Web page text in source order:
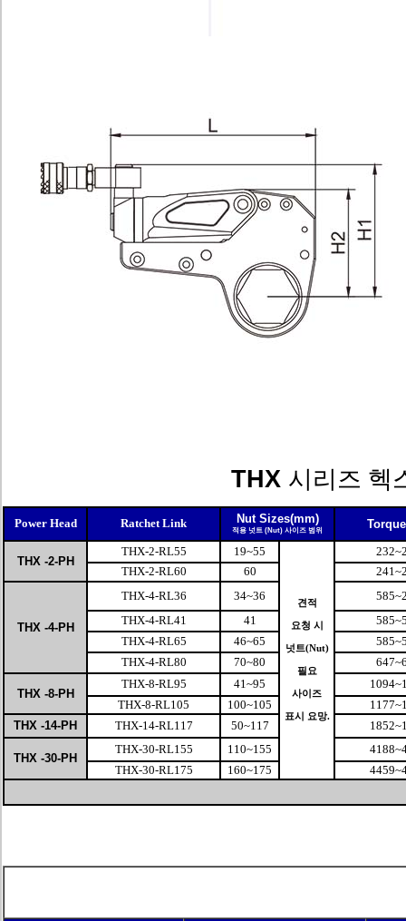
THX 시리즈 헥
Power Head Ratchet Link Nut Sizes(mm)
적용 넛트 (Nut) 사이즈 범위 Torque
THX -2-PH
THX-2-RL55 19~55
견적
요청 시
넛트(Nut)
필요
사이즈
표시 요망.
THX-2-RL60
60
THX -4-PH
THX-4-RL36 34~36
THX-4-RL41
41
THX-4-RL65
46~65
THX-4-RL80
70~80
THX -8-PH
THX-8-RL95 41~95
THX-8-RL105
100~105
THX -14-PH
THX-14-RL117 50~117
THX -30-PH
THX-30-RL155 110~155
THX-30-RL175
160~175